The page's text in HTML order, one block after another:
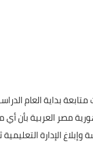
بداية العام
مصر العربية بأن
الإدارة